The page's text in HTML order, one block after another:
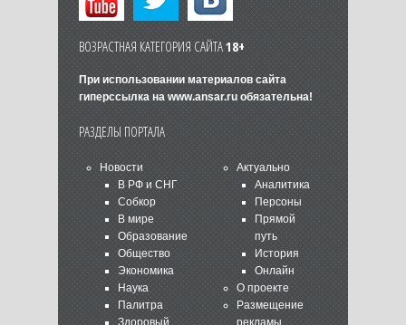
ВОЗРАСТНАЯ КАТЕГОРИЯ САЙТА18+
При использовании материалов сайта
гиперссылка на www.ansar.ruобязательна!
РАЗДЕЛЫ ПОРТАЛА
Новости
В РФ и СНГ
Собкор
В мире
Образование
Общество
Экономика
Наука
Палитра
Здоровый
Актуально
Аналитика
Персоны
Прямой
путь
История
Онлайн
О проекте
Размещение
рекламы